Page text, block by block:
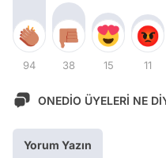
94 38 15 11
ONEDİO ÜYELERİ NE
Yorum Yazın